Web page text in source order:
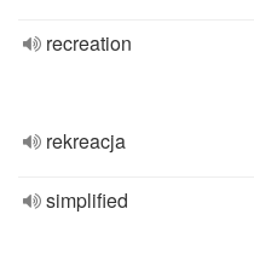
recreation
rekreacja
simplified